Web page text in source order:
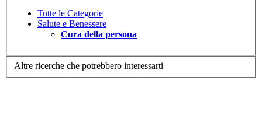
Tutte le Categorie
Salute e Benessere
Cura della persona
Altre ricerche che potrebbero interessarti